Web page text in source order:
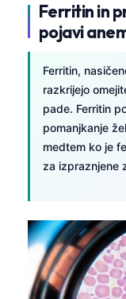
Ferritin in
pojavi
Ferritin,
razkrijejo
pade. Ferritin
pomanjkanje
medtem ko je
za izpraznjene